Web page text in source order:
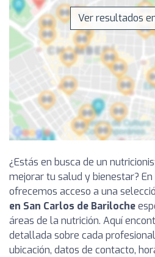
Ver resultados
¿Estás en busca de un
mejorar tu salud y bienestar?
ofrecemos acceso a una
en San Carlos de Bariloche
áreas de la nutrición. Aquí
detallada sobre cada
ubicación, datos de contacto,